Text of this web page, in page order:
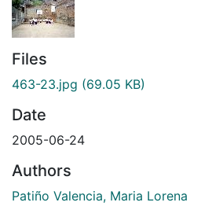
Files
463-23.jpg (69.05 KB)
Date
2005-06-24
Authors
Patiño Valencia, Maria Lorena